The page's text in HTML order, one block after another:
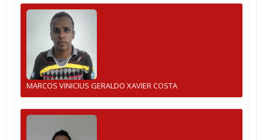
MARCOS VINICIUS GERALDO XAVIER COSTA